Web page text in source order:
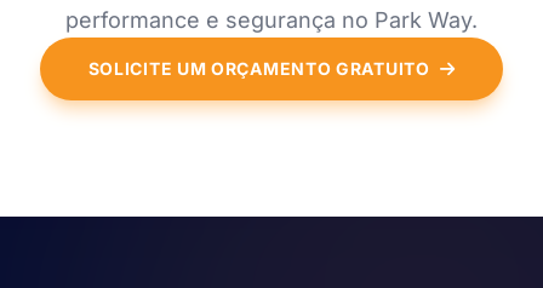
performance e segurança no Park Way.
SOLICITE UM ORÇAMENTO GRATUITO